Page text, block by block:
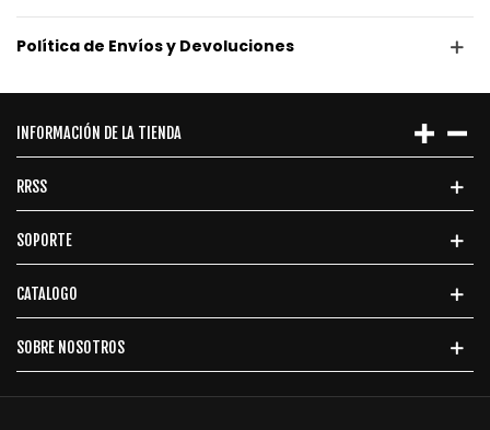
Política de Envíos y Devoluciones
INFORMACIÓN DE LA TIENDA
RRSS
SOPORTE
CATALOGO
SOBRE NOSOTROS